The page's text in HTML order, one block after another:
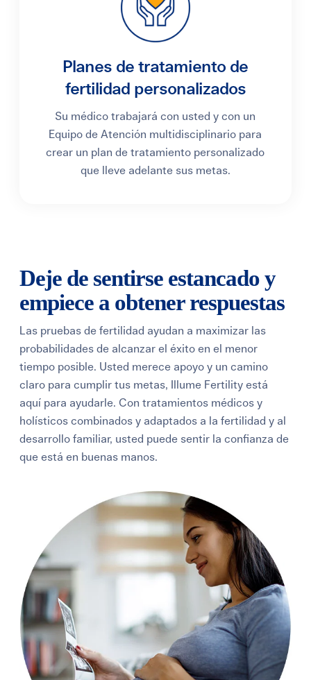
Planes de tratamiento de
fertilidad personalizados
Su médico trabajará con usted y con un
Equipo de Atención multidisciplinario para
crear un plan de tratamiento personalizado
que lleve adelante sus metas.
Deje de sentirse estancado y
empiece a obtener respuestas
Las pruebas de fertilidad ayudan a maximizar las
probabilidades de alcanzar el éxito en el menor
tiempo posible. Usted merece apoyo y un camino
claro para cumplir tus metas, Illume Fertility está
aquí para ayudarle. Con tratamientos médicos y
holísticos combinados y adaptados a la fertilidad y al
desarrollo familiar, usted puede sentir la confianza de
que está en buenas manos.